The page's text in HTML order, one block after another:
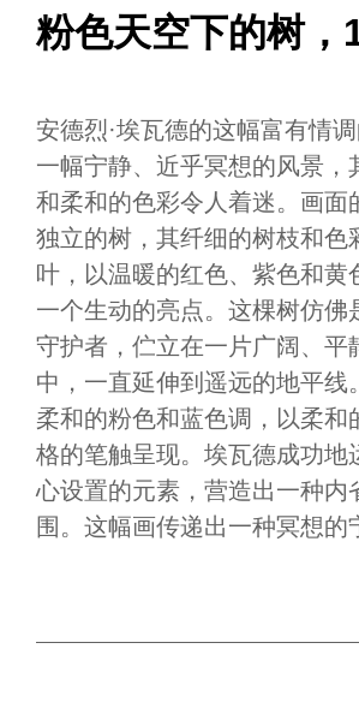
粉色天空下的树，
安德烈·埃瓦德的这幅富有情
一幅宁静、近乎冥想的风景，
和柔和的色彩令人着迷。画面
独立的树，其纤细的树枝和色
叶，以温暖的红色、紫色和黄
一个生动的亮点。这棵树仿佛
守护者，伫立在一片广阔、平
中，一直延伸到遥远的地平线
柔和的粉色和蓝色调，以柔和
格的笔触呈现。埃瓦德成功地
心设置的元素，营造出一种内
围。这幅画传递出一种冥想的